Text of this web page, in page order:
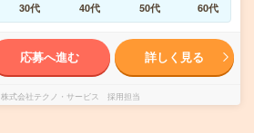
30代 40代 50代 60代
応募へ進む 詳しく見る
株式会社テクノ・サービス 採用担当